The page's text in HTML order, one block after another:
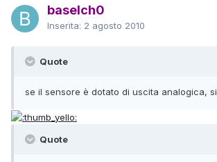
baselch0
Inserita: 2 agosto 2010
Quote
se il sensore è dotato di uscita analogica, si
Quote